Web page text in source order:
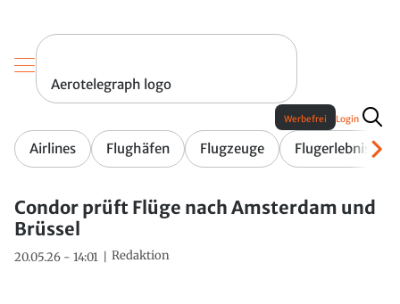
Aerotelegraph logo
Airlines Flughäfen Flugzeuge Flugerlebnis
Werbefrei Login
Condor prüft Flüge nach Amsterdam und
Brüssel
20.05.26 - 14:01 Redaktion